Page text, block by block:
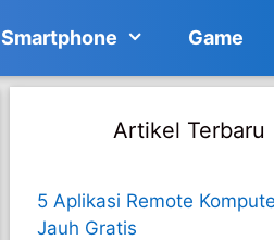
Smartphone Game
Artikel Terbaru
5 Aplikasi Remote
Jauh Gratis